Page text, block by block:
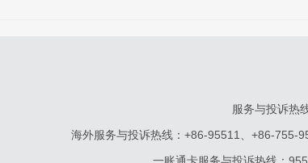
服务与投诉热
海外服务与投诉热线：+86-95511、+86-755-